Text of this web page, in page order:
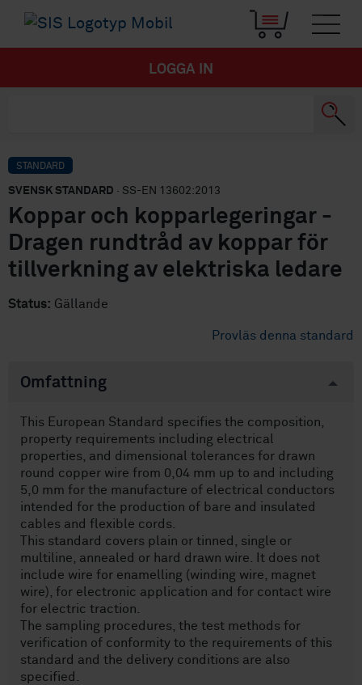
LOGGA IN
STANDARD
SVENSK STANDARD · SS-EN 13602:2013
Koppar och kopparlegeringar -
Dragen rundtråd av koppar för
tillverkning av elektriska ledare
Status: Gällande
Provläs denna standard
Omfattning
This European Standard specifies the composition,
property requirements including electrical
properties, and dimensional tolerances for drawn
round copper wire from 0,04 mm up to and including
5,0 mm for the manufacture of electrical conductors
intended for the production of bare and insulated
cables and flexible cords.
This standard covers plain or tinned, single or
multiline, annealed or hard drawn wire. It does not
include wire for enamelling (winding wire, magnet
wire), for electronic application and for contact wire
for electric traction.
The sampling procedures, the test methods for
verification of conformity to the requirements of this
standard and the delivery conditions are also
specified.